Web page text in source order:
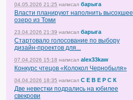
04.05.2026 21:25 написал барыга
Власти планируют наполнить высохшее
озеро из Томи
23.04.2026 21:39 написал барыга
Стартовало голосование по выбору
дизайн-проектов для...
07.04.2026 15:18 написал alex33kaw
Конкурс чтецов «Колокол Чернобыля»
04.04.2026 18:35 написал С Е В Е Р С К
Две невестки подрались на юбилее
свекрови